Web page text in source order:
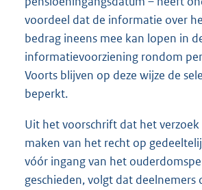
voordeel dat de informatie over
bedrag ineens mee kan lopen in
informatievoorziening rondom
Voorts blijven op deze wijze de
beperkt.
Uit het voorschrift dat het
maken van het recht op
vóór ingang van het
geschieden, volgt dat deelnemers